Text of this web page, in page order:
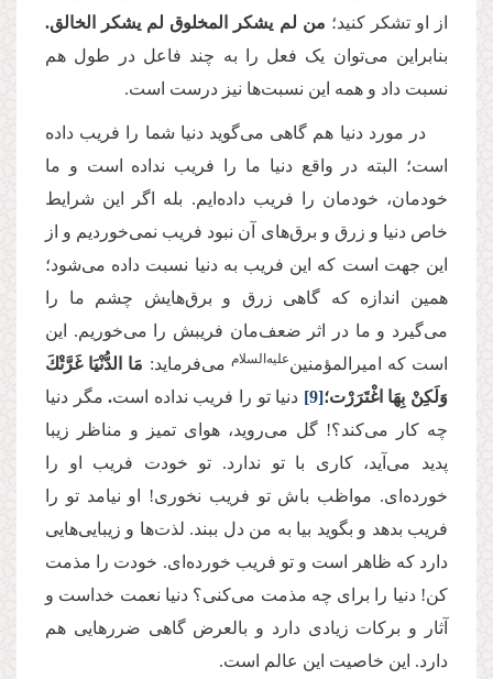
از او تشکر کنید؛ من لم یشکر المخلوق لم یشکر الخالق.
بنابراین می‌توان یک فعل را به چند فاعل در طول هم
نسبت داد و همه این نسبت‌ها نیز درست است.
در مورد دنیا هم گاهی می‌گوید دنیا شما را فریب داده
است؛ البته در واقع دنیا ما را فریب نداده است و ما
خودمان، خودمان را فریب داده‌ایم. بله اگر این شرایط
خاص دنیا و زرق و برق‌های آن نبود فریب نمی‌خوردیم و از
این جهت است که این فریب به دنیا نسبت داده می‌شود؛
همین اندازه‌ که گاهی زرق و برق‌هایش چشم ما را
می‌گیرد و ما در اثر ضعف‌مان فریبش را می‌خوریم. این
است که امیرالمؤمنین‌علیه‌السلام می‌فرماید: مَا الدُّنْیَا غَرَّتْكَ‏
وَلَكِنْ‏ بِهَا اغْتَرَرْت‏؛[9] دنیا تو را فریب نداده است.مگر دنیا
چه کار می‌کند؟! گل می‌روید، هوای تمیز و مناظر زیبا
پدید می‌آید، کاری با تو ندارد. تو خودت فریب او را
خورده‌ای. مواظب باش تو فریب نخوری! او نیامد تو را
فریب بدهد و بگوید بیا به من دل ببند. لذت‌ها و زیبایی‌هایی
دارد که ظاهر است و تو فریب خورده‌ای. خودت را مذمت
کن! دنیا را برای چه مذمت می‌کنی؟ دنیا نعمت خداست و
آثار و برکات زیادی دارد و بالعرض گاهی ضررهایی هم
دارد. این خاصیت این عالم است.